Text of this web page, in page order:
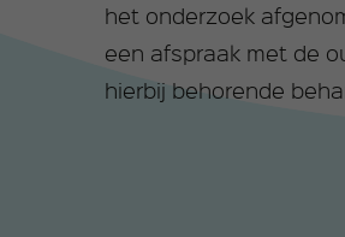
het onderzoek
een afspraak met de
hierbij behorende